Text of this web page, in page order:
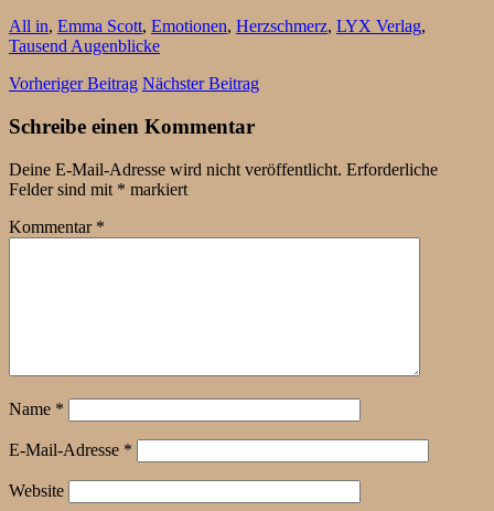
All in, Emma Scott, Emotionen, Herzschmerz, LYX Verlag,
Tausend Augenblicke
Vorheriger Beitrag Nächster Beitrag
Schreibe einen Kommentar
Deine E-Mail-Adresse wird nicht veröffentlicht. Erforderliche
Felder sind mit * markiert
Kommentar *
Name *
E-Mail-Adresse *
Website